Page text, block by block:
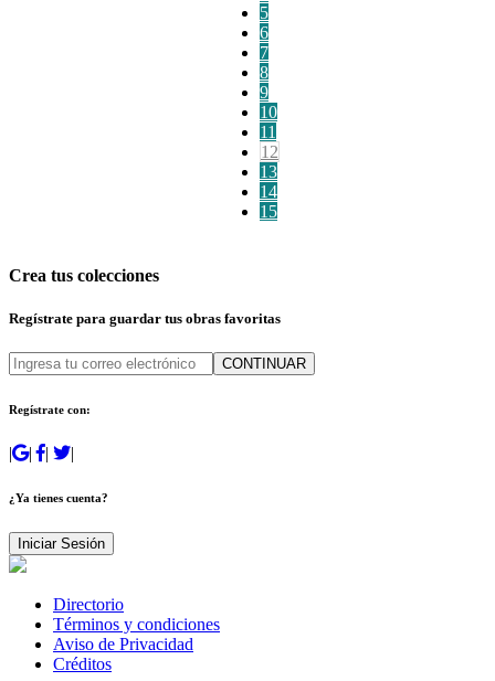
5
6
7
8
9
10
11
12
13
14
15
Crea tus colecciones
Regístrate para guardar tus obras favoritas
CONTINUAR
Regístrate con:
| | | |
¿Ya tienes cuenta?
Iniciar Sesión
Directorio
Términos y condiciones
Aviso de Privacidad
Créditos